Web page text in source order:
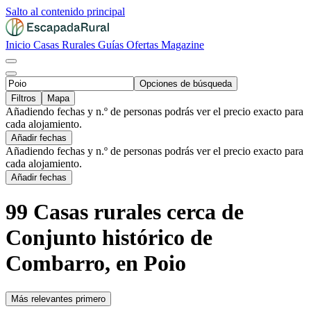
Salto al contenido principal
Inicio Casas Rurales Guías Ofertas Magazine
Opciones de búsqueda
Filtros
Mapa
Añadiendo fechas y n.º de personas podrás ver el precio exacto para
cada alojamiento.
Añadir fechas
Añadiendo fechas y n.º de personas podrás ver el precio exacto para
cada alojamiento.
Añadir fechas
99 Casas rurales cerca de
Conjunto histórico de
Combarro, en Poio
Más relevantes primero